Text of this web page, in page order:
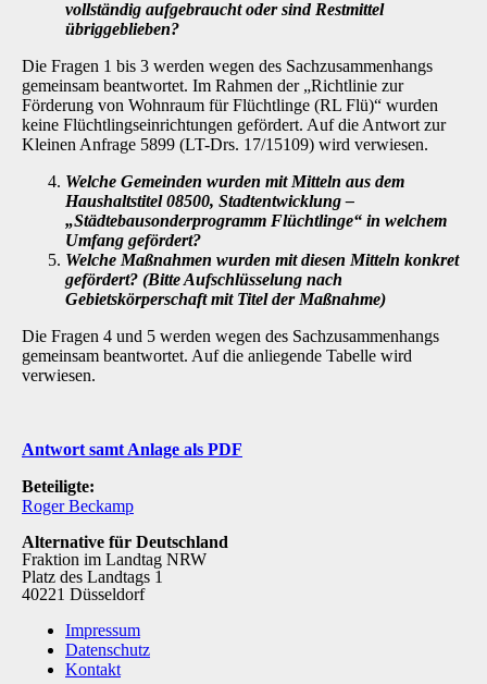
vollständig aufgebraucht oder sind Restmittel
übriggeblieben?
Die Fragen 1 bis 3 werden wegen des Sachzusammenhangs
gemeinsam beantwortet. Im Rahmen der „Richtlinie zur
Förderung von Wohnraum für Flüchtlinge (RL Flü)“ wurden
keine Flüchtlingseinrichtungen gefördert. Auf die Antwort zur
Kleinen Anfrage 5899 (LT-Drs. 17/15109) wird verwiesen.
Welche Gemeinden wurden mit Mitteln aus dem
Haushaltstitel 08500, Stadtent­wicklung –
„Städtebausonderprogramm Flüchtlinge“ in welchem
Umfang geför­dert?
Welche Maßnahmen wurden mit diesen Mitteln konkret
gefördert? (Bitte Auf­schlüsselung nach
Gebietskörperschaft mit Titel der Maßnahme)
Die Fragen 4 und 5 werden wegen des Sachzusammenhangs
gemeinsam beantwortet. Auf die anliegende Tabelle wird
verwiesen.
Antwort samt Anlage als PDF
Beteiligte:
Roger Beckamp
Alternative für Deutschland
Fraktion im Landtag NRW
Platz des Landtags 1
40221 Düsseldorf
Impressum
Datenschutz
Kontakt